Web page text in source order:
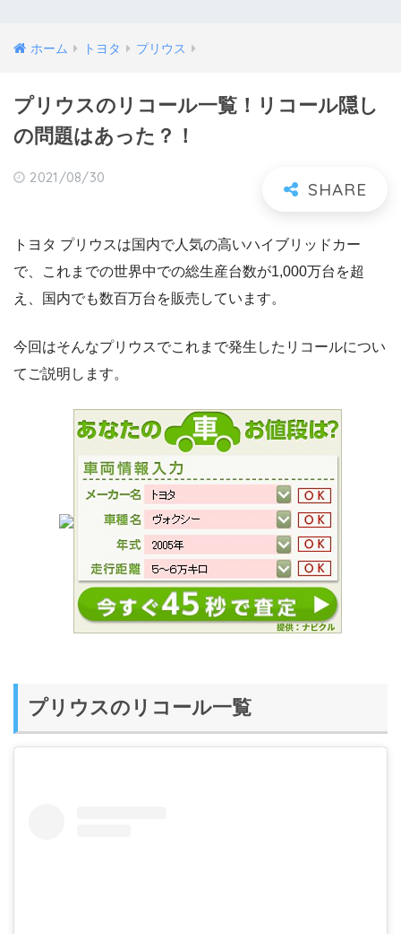
ホーム トヨタ プリウス
プリウスのリコール一覧！リコール隠し
の問題はあった？！
2021/08/30
トヨタ プリウスは国内で人気の高いハイブリッドカー
で、これまでの世界中での総生産台数が1,000万台を超
え、国内でも数百万台を販売しています。
今回はそんなプリウスでこれまで発生したリコールについ
てご説明します。
プリウスのリコール一覧